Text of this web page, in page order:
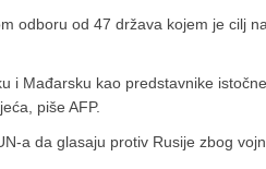
odboru od 47 država kojem je cilj
i Mađarsku kao predstavnike
piše AFP.
a da glasaju protiv Rusije zbog